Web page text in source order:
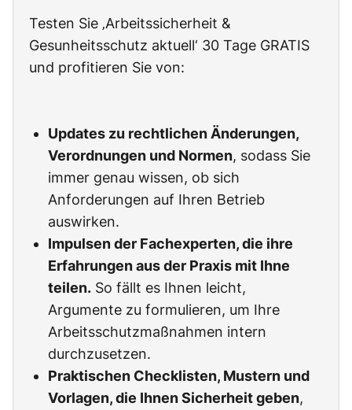
Testen Sie ‚Arbeitssicherheit &
Gesunheitsschutz aktuell‘ 30 Tage GRATIS
und profitieren Sie von:
Updates zu rechtlichen Änderungen,
Verordnungen und Normen, sodass Sie
immer genau wissen, ob sich
Anforderungen auf Ihren Betrieb
auswirken.
Impulsen der Fachexperten, die ihre
Erfahrungen aus der Praxis mit Ihne
teilen. So fällt es Ihnen leicht,
Argumente zu formulieren, um Ihre
Arbeitsschutzmaßnahmen intern
durchzusetzen.
Praktischen Checklisten, Mustern und
Vorlagen, die Ihnen Sicherheit geben,